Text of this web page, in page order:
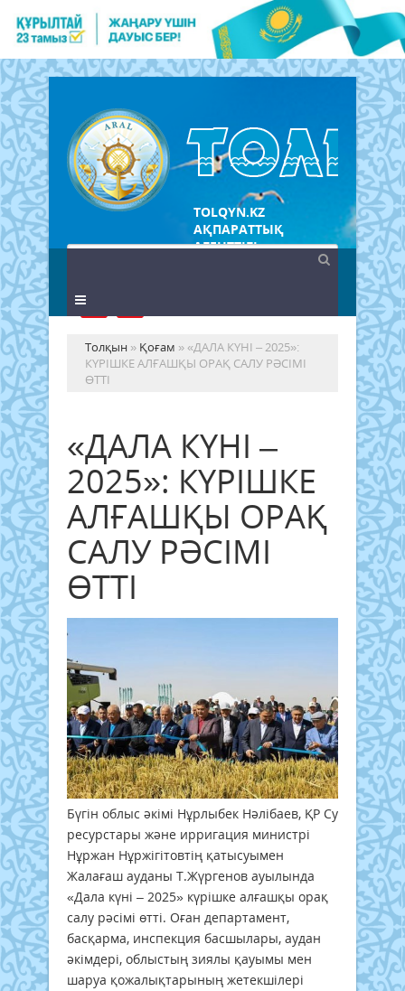
TOLQYN.KZ
АҚПАРАТТЫҚ
АГЕНТТІГІ
Толқын » Қоғам » «ДАЛА КҮНІ – 2025»:
КҮРІШКЕ АЛҒАШҚЫ ОРАҚ САЛУ РӘСІМІ
ӨТТІ
«ДАЛА КҮНІ –
2025»: КҮРІШКЕ
АЛҒАШҚЫ ОРАҚ
САЛУ РӘСІМІ
ӨТТІ
Бүгін облыс әкімі Нұрлыбек Нәлібаев, ҚР Су
ресурстары және ирригация министрі
Нұржан Нұржігітовтің қатысуымен
Жалағаш ауданы Т.Жүргенов ауылында
«Дала күні – 2025» күрішке алғашқы орақ
салу рәсімі өтті. Оған департамент,
басқарма, инспекция басшылары, аудан
әкімдері, облыстың зиялы қауымы мен
шаруа қожалықтарының жетекшілері